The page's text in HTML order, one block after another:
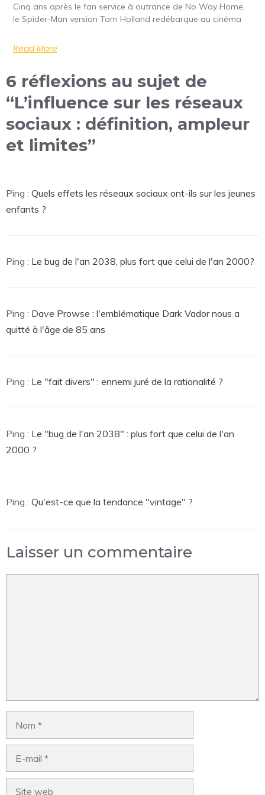
Cinq ans après le fan service à outrance de No Way Home,
le Spider-Man version Tom Holland redébarque au cinéma
Read More
6 réflexions au sujet de
“L’influence sur les réseaux
sociaux : définition, ampleur
et limites”
Ping : Quels effets les réseaux sociaux ont-ils sur les jeunes
enfants ?
Ping : Le bug de l'an 2038, plus fort que celui de l'an 2000?
Ping : Dave Prowse : l'emblématique Dark Vador nous a
quitté à l'âge de 85 ans
Ping : Le "fait divers" : ennemi juré de la rationalité ?
Ping : Le "bug de l'an 2038" : plus fort que celui de l'an
2000 ?
Ping : Qu'est-ce que la tendance "vintage" ?
Laisser un commentaire